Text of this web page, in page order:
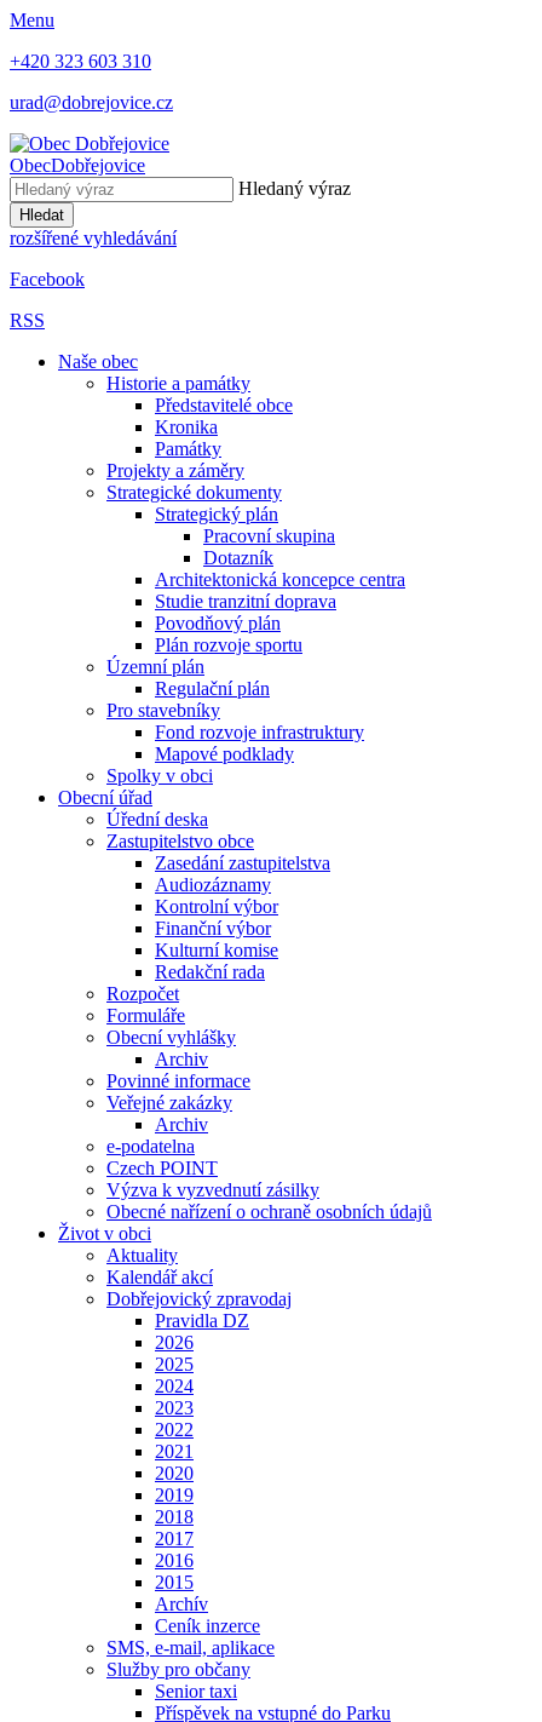
Menu
+420 323 603 310
urad@dobrejovice.cz
ObecDobřejovice
Hledaný výraz
Hledat
rozšířené vyhledávání
Facebook
RSS
Naše obec
Historie a památky
Představitelé obce
Kronika
Památky
Projekty a záměry
Strategické dokumenty
Strategický plán
Pracovní skupina
Dotazník
Architektonická koncepce centra
Studie tranzitní doprava
Povodňový plán
Plán rozvoje sportu
Územní plán
Regulační plán
Pro stavebníky
Fond rozvoje infrastruktury
Mapové podklady
Spolky v obci
Obecní úřad
Úřední deska
Zastupitelstvo obce
Zasedání zastupitelstva
Audiozáznamy
Kontrolní výbor
Finanční výbor
Kulturní komise
Redakční rada
Rozpočet
Formuláře
Obecní vyhlášky
Archiv
Povinné informace
Veřejné zakázky
Archiv
e-podatelna
Czech POINT
Výzva k vyzvednutí zásilky
Obecné nařízení o ochraně osobních údajů
Život v obci
Aktuality
Kalendář akcí
Dobřejovický zpravodaj
Pravidla DZ
2026
2025
2024
2023
2022
2021
2020
2019
2018
2017
2016
2015
Archív
Ceník inzerce
SMS, e-mail, aplikace
Služby pro občany
Senior taxi
Příspěvek na vstupné do Parku